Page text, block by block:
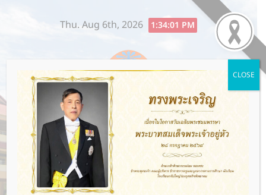
Thu. Aug 6th, 2026 1:34:01 PM
โรงเรียนกรับใหญ่ว่องกุศลกิจ
พิทยาคม
CLOSE